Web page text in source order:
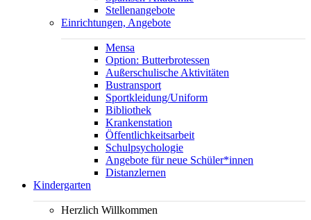
Stellenangebote
Einrichtungen, Angebote
Mensa
Option: Butterbrotessen
Außerschulische Aktivitäten
Bustransport
Sportkleidung/Uniform
Bibliothek
Krankenstation
Öffentlichkeitsarbeit
Schulpsychologie
Angebote für neue Schüler*innen
Distanzlernen
Kindergarten
Herzlich Willkommen